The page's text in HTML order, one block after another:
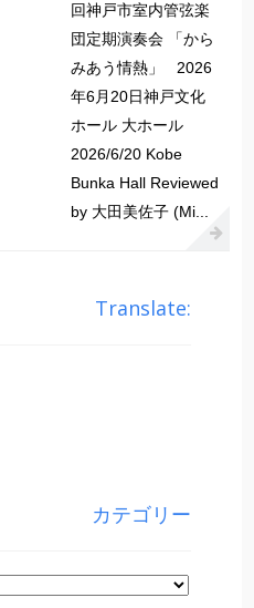
回神戸市室内管弦楽
団定期演奏会 「から
みあう情熱」 2026
年6月20日神戸文化
ホール 大ホール
2026/6/20 Kobe
Bunka Hall Reviewed
by 大田美佐子 (Mi...
Translate:
カテゴリー